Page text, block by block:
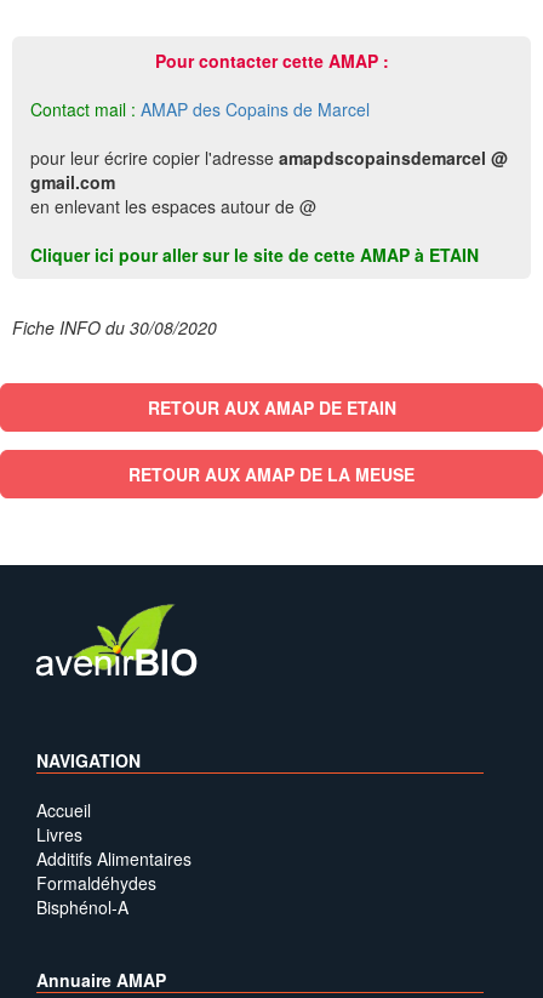
Pour contacter cette AMAP :
Contact mail : AMAP des Copains de Marcel
pour leur écrire copier l'adresse amapdscopainsdemarcel @
gmail.com
en enlevant les espaces autour de @
Cliquer ici pour aller sur le site de cette AMAP à ETAIN
Fiche INFO du 30/08/2020
RETOUR AUX AMAP DE ETAIN
RETOUR AUX AMAP DE LA MEUSE
NAVIGATION
Accueil
Livres
Additifs Alimentaires
Formaldéhydes
Bisphénol-A
Annuaire AMAP